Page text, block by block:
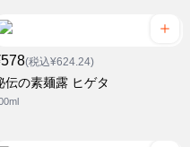
(税込¥624.24)
伝の素麺露 ヒゲタ